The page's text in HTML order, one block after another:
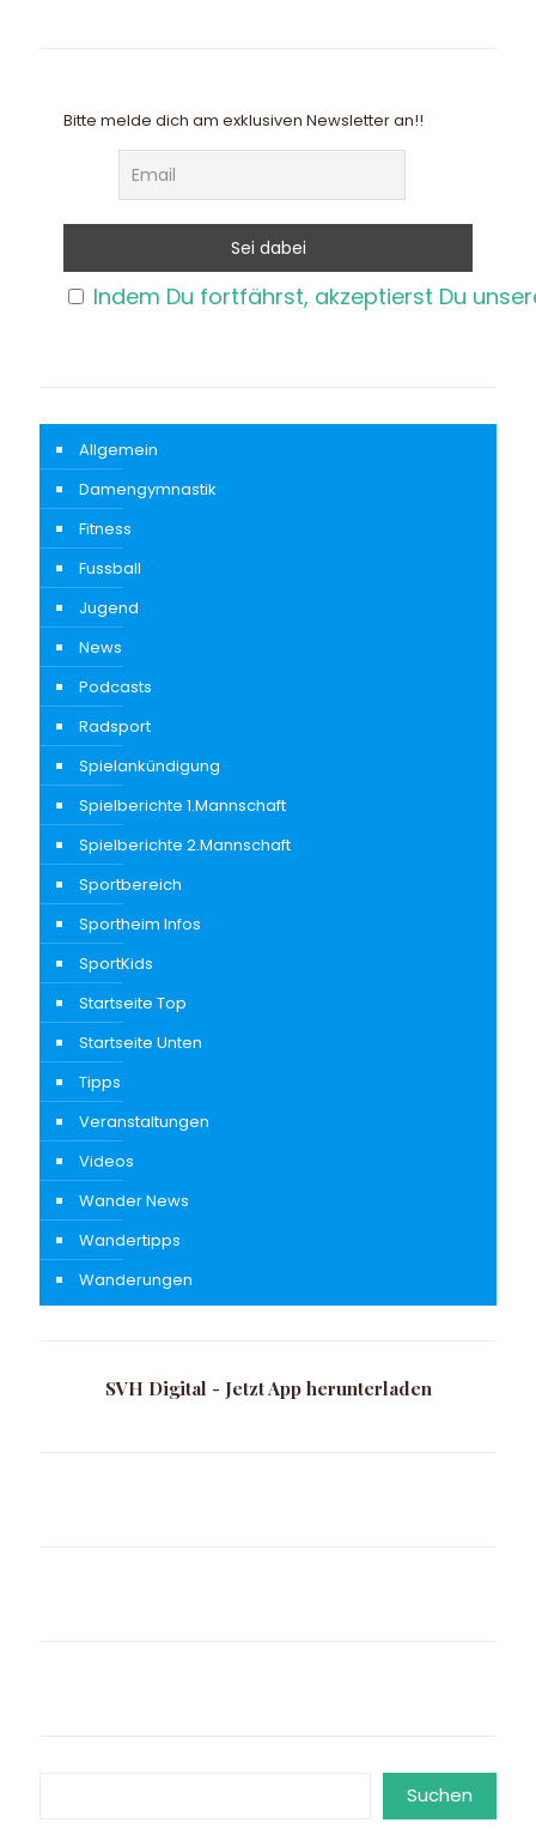
Bitte melde dich am exklusiven Newsletter an!!
Indem Du fortfährst, akzeptierst Du
Allgemein
Damengymnastik
Fitness
Fussball
Jugend
News
Podcasts
Radsport
Spielankündigung
Spielberichte 1.Mannschaft
Spielberichte 2.Mannschaft
Sportbereich
Sportheim Infos
SportKids
Startseite Top
Startseite Unten
Tipps
Veranstaltungen
Videos
Wander News
Wandertipps
Wanderungen
SVH Digital - Jetzt App herunterladen
Suchen